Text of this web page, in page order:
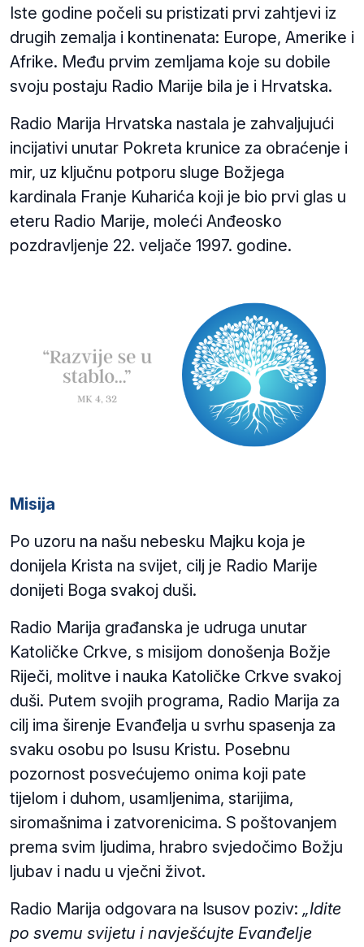
Iste godine počeli su pristizati prvi zahtjevi iz
drugih zemalja i kontinenata: Europe, Amerike i
Afrike. Među prvim zemljama koje su dobile
svoju postaju Radio Marije bila je i Hrvatska.
Radio Marija Hrvatska nastala je zahvaljujući
incijativi unutar Pokreta krunice za obraćenje i
mir, uz ključnu potporu sluge Božjega
kardinala Franje Kuharića koji je bio prvi glas u
eteru Radio Marije, moleći Anđeosko
pozdravljenje 22. veljače 1997. godine.
Misija
Po uzoru na našu nebesku Majku koja je
donijela Krista na svijet, cilj je Radio Marije
donijeti Boga svakoj duši.
Radio Marija građanska je udruga unutar
Katoličke Crkve, s misijom donošenja Božje
Riječi, molitve i nauka Katoličke Crkve svakoj
duši. Putem svojih programa, Radio Marija za
cilj ima širenje Evanđelja u svrhu spasenja za
svaku osobu po Isusu Kristu. Posebnu
pozornost posvećujemo onima koji pate
tijelom i duhom, usamljenima, starijima,
siromašnima i zatvorenicima. S poštovanjem
prema svim ljudima, hrabro svjedočimo Božju
ljubav i nadu u vječni život.
Radio Marija odgovara na Isusov poziv: „Idite
po svemu svijetu i navješćujte Evanđelje